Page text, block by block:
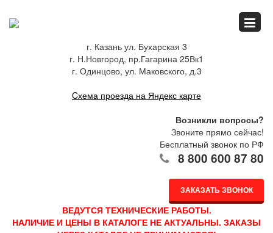
г. Казань ул. Бухарская 3
г. Н.Новгород, пр.Гагарина 25Вк1
г. Одинцово, ул. Маковского, д.3
Cхема проезда на Яндекс карте
Возникли вопросы?
Звоните прямо сейчас!
Бесплатный звонок по РФ
8 800 600 87 80
ЗАКАЗАТЬ ЗВОНОК
Спец.предложения
О компании
ВЕДУТСЯ ТЕХНИЧЕСКИЕ РАБОТЫ.
НАЛИЧИЕ И ЦЕНЫ В КАТАЛОГЕ НЕ АКТУАЛЬНЫ. ЗАКАЗЫ